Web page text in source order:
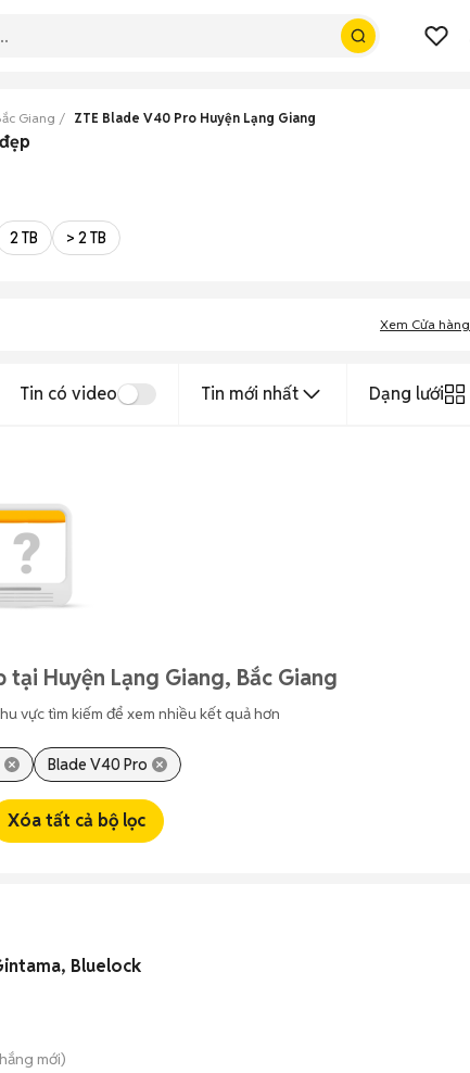
Giang ZTE Blade V40 Pro Huyện Lạng Giang
2 TB > 2 TB
Xem Cửa hàng
Tin có video Tin mới nhất Dạng lưới
Huyện Lạng Giang, Bắc Giang
vực tìm kiếm để xem nhiều kết quả hơn
Blade V40 Pro
Xóa tất cả bộ lọc
Bluelock
mới)